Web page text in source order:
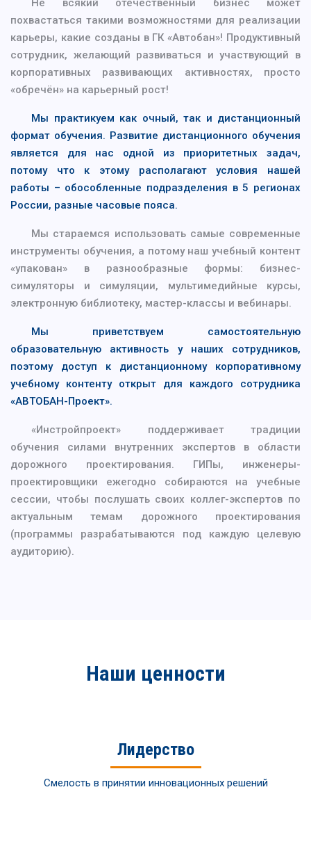
Не всякий отечественный бизнес может
похвастаться такими возможностями для реализации
карьеры, какие созданы в ГК «Автобан»! Продуктивный
сотрудник, желающий развиваться и участвующий в
корпоративных развивающих активностях, просто
«обречён» на карьерный рост!
Мы практикуем как очный, так и дистанционный
формат обучения. Развитие дистанционного обучения
является для нас одной из приоритетных задач,
потому что к этому располагают условия нашей
работы – обособленные подразделения в 5 регионах
России, разные часовые пояса.
Мы стараемся использовать самые современные
инструменты обучения, а потому наш учебный контент
«упакован» в разнообразные формы: бизнес-
симуляторы и симуляции, мультимедийные курсы,
электронную библиотеку, мастер-классы и вебинары.
Мы приветствуем самостоятельную
образовательную активность у наших сотрудников,
поэтому доступ к дистанционному корпоративному
учебному контенту открыт для каждого сотрудника
«АВТОБАН-Проект».
«Инстройпроект» поддерживает традиции
обучения силами внутренних экспертов в области
дорожного проектирования. ГИПы, инженеры-
проектировщики ежегодно собираются на учебные
сессии, чтобы послушать своих коллег-экспертов по
актуальным темам дорожного проектирования
(программы разрабатываются под каждую целевую
аудиторию).
Наши ценности
Лидерство
Смелость в принятии инновационных решений